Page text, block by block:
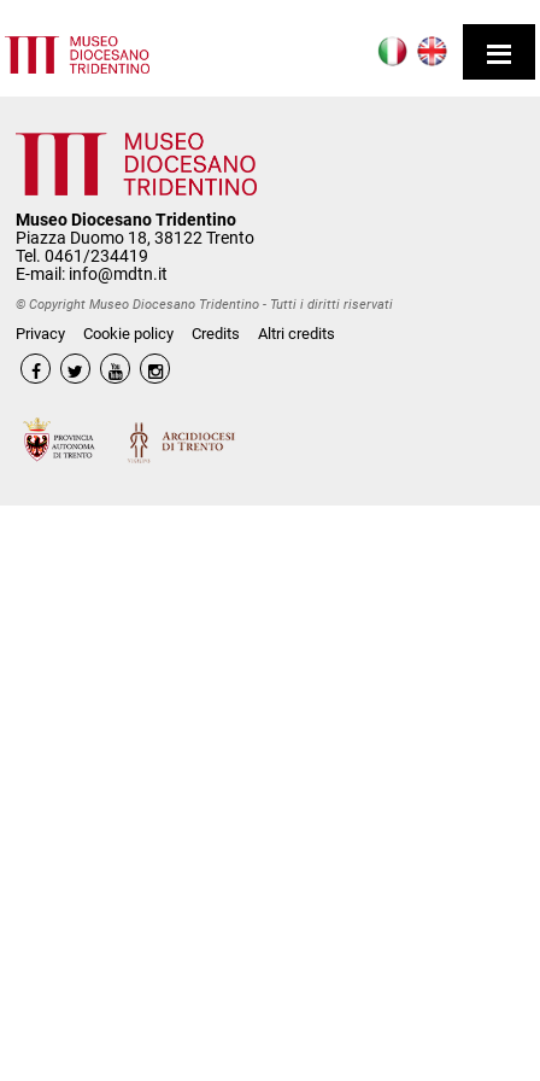
Museo Diocesano Tridentino
Piazza Duomo 18, 38122 Trento
Tel. 0461/234419
E-mail: info@mdtn.it
© Copyright Museo Diocesano Tridentino - Tutti i diritti riservati
Privacy Cookie policy Credits Altri credits